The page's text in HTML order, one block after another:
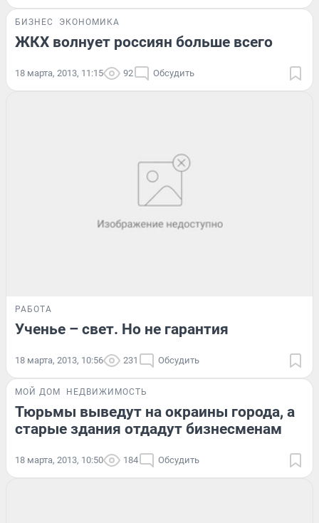
БИЗНЕС ЭКОНОМИКА
ЖКХ волнует россиян больше всего
18 марта, 2013, 11:15 92 Обсудить
РАБОТА
Ученье – свет. Но не гарантия
18 марта, 2013, 10:56 231 Обсудить
МОЙ ДОМ НЕДВИЖИМОСТЬ
Тюрьмы выведут на окраины города, а
старые здания отдадут бизнесменам
18 марта, 2013, 10:50 184 Обсудить